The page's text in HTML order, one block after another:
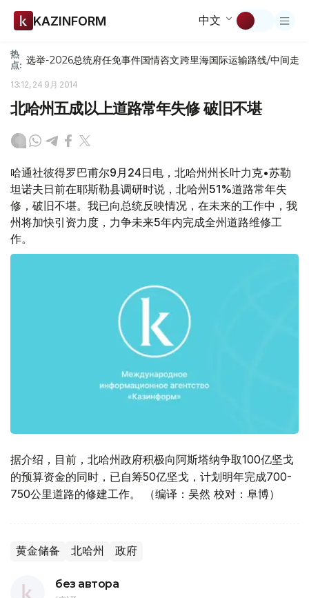
KAZINFORM 中文
热
点: 选举-2026总统府任免事件国情咨文跨里海国际运输路线/中间走廊
13:12, 24 9月 2014
北哈州五成以上道路常年失修 破旧不堪
哈通社彼得罗巴甫尔9月24日电，北哈州州长叶力克•苏勒
坦诺夫日前在耶斯勒县调研时说，北哈州51%道路常年失
修，破旧不堪。我已向总统反映情况，在未来的工作中，我
州将加快引资力度，力争未来5年内完成全州道路维修工
作。
据介绍，目前，北哈州政府积极向阿斯塔纳争取100亿坚戈
的预算资金的同时，已自筹50亿坚戈，计划明年完成700-
750公里道路的修建工作。 （编译：吴然 校对：阜博）
黄金储备 北哈州 政府
без автора